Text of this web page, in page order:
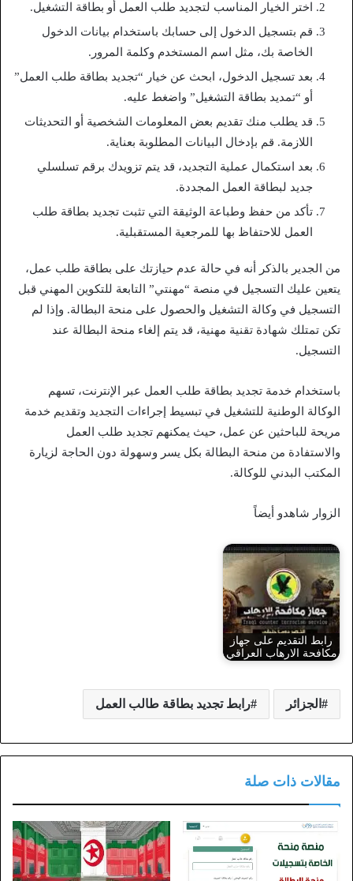
اختر الخيار المناسب لتجديد طلب العمل أو بطاقة التشغيل.
قم بتسجيل الدخول إلى حسابك باستخدام بيانات الدخول
الخاصة بك، مثل اسم المستخدم وكلمة المرور.
بعد تسجيل الدخول، ابحث عن خيار “تجديد بطاقة طلب العمل”
أو “تمديد بطاقة التشغيل” واضغط عليه.
قد يطلب منك تقديم بعض المعلومات الشخصية أو التحديثات
اللازمة. قم بإدخال البيانات المطلوبة بعناية.
بعد استكمال عملية التجديد، قد يتم تزويدك برقم تسلسلي
جديد لبطاقة العمل المجددة.
تأكد من حفظ وطباعة الوثيقة التي تثبت تجديد بطاقة طلب
العمل للاحتفاظ بها للمرجعية المستقبلية.
من الجدير بالذكر أنه في حالة عدم حيازتك على بطاقة طلب عمل،
يتعين عليك التسجيل في منصة “مهنتي” التابعة للتكوين المهني قبل
التسجيل في وكالة التشغيل والحصول على منحة البطالة. وإذا لم
تكن تمتلك شهادة تقنية مهنية، قد يتم إلغاء منحة البطالة عند
التسجيل.
باستخدام خدمة تجديد بطاقة طلب العمل عبر الإنترنت، تسهم
الوكالة الوطنية للتشغيل في تبسيط إجراءات التجديد وتقديم خدمة
مريحة للباحثين عن عمل، حيث يمكنهم تجديد طلب العمل
والاستفادة من منحة البطالة بكل يسر وسهولة دون الحاجة لزيارة
المكتب البدني للوكالة.
الزوار شاهدو أيضاً
رابط التقديم على جهاز
مكافحة الارهاب العراقي
الجزائر رابط تجديد بطاقة طالب العمل
مقالات ذات صلة